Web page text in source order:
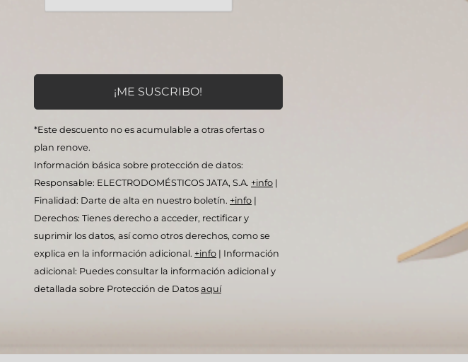
*Este descuento no es acumulable a otras ofertas o
plan renove.
Información básica sobre protección de datos:
Responsable: ELECTRODOMÉSTICOS JATA, S.A. +info |
Finalidad: Darte de alta en nuestro boletín. +info |
Derechos: Tienes derecho a acceder, rectificar y
suprimir los datos, así como otros derechos, como se
explica en la información adicional. +info | Información
adicional: Puedes consultar la información adicional y
detallada sobre Protección de Datos aquí